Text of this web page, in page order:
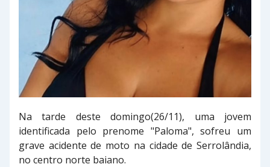
Na tarde deste domingo(26/11), uma jovem
identificada pelo prenome "Paloma", sofreu um
grave acidente de moto na cidade de Serrolândia,
no centro norte baiano.